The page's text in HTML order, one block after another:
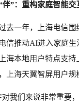
伴”：重构家庭智能交
去一年，上海电信围
信推动AI进入家庭
海本地用户特点支
上海天翼智屏用户规
对我们来说非常重要